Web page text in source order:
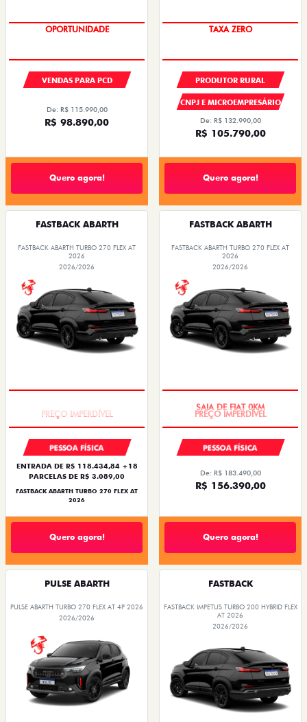
OPORTUNIDADE
VENDAS PARA PCD
De: R$ 115.990,00
R$ 98.890,00
Quero agora!
TAXA ZERO
PRODUTOR RURAL
CNPJ E MICROEMPRESÁRIO
De: R$ 132.990,00
R$ 105.790,00
Quero agora!
FASTBACK ABARTH
FASTBACK ABARTH TURBO 270 FLEX AT
2026
2026/2026
PESSOA FÍSICA
ENTRADA DE R$ 118.434,84 +18
PARCELAS DE R$ 3.089,00
FASTBACK ABARTH TURBO 270 FLEX AT
2026
Quero agora!
FASTBACK ABARTH
FASTBACK ABARTH TURBO 270 FLEX AT
2026
2026/2026
PESSOA FÍSICA
De: R$ 183.490,00
R$ 156.390,00
Quero agora!
PULSE ABARTH
PULSE ABARTH TURBO 270 FLEX AT 4P 2026
2026/2026
FASTBACK
FASTBACK IMPETUS TURBO 200 HYBRID FLEX
AT 2026
2026/2026